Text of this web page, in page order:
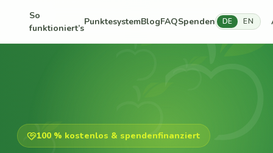
So
funktioniert’s
PunktesystemBlogFAQSpenden DE EN
100 % kostenlos & spendenfinanziert